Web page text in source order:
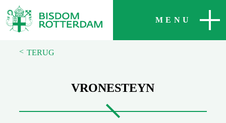
MENU
SLUITEN
< TERUG
VRONESTEYN